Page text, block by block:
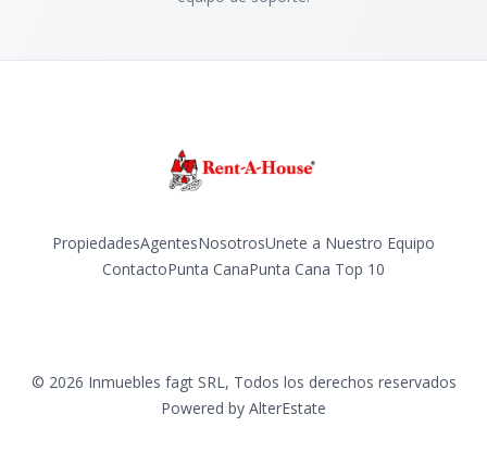
PropiedadesAgentesNosotrosUnete a Nuestro Equipo
ContactoPunta CanaPunta Cana Top 10
© 2026 Inmuebles fagt SRL, Todos los derechos reservados
Powered by AlterEstate